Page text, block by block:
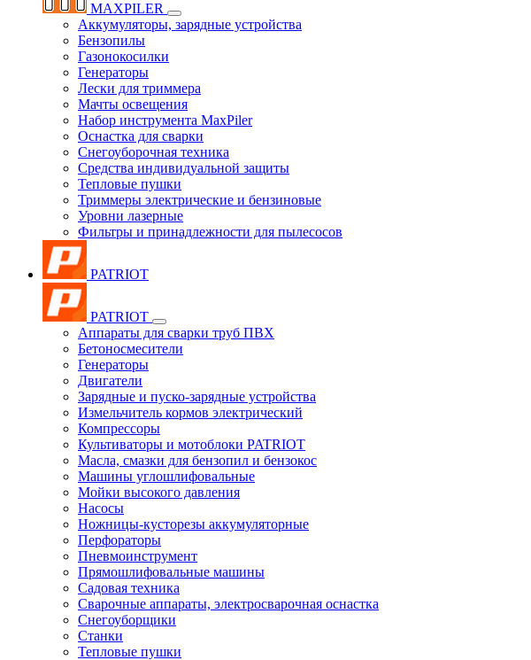
MAXPILER
Аккумуляторы, зарядные устройства
Бензопилы
Газонокосилки
Генераторы
Лески для триммера
Мачты освещения
Набор инструмента MaxPiler
Оснастка для сварки
Снегоуборочная техника
Средства индивидуальной защиты
Тепловые пушки
Триммеры электрические и бензиновые
Уровни лазерные
Фильтры и принадлежности для пылесосов
PATRIOT
PATRIOT
Аппараты для сварки труб ПВХ
Бетоносмесители
Генераторы
Двигатели
Зарядные и пуско-зарядные устройства
Измельчитель кормов электрический
Компрессоры
Культиваторы и мотоблоки PATRIOT
Масла, смазки для бензопил и бензокос
Машины углошлифовальные
Мойки высокого давления
Насосы
Ножницы-кусторезы аккумуляторные
Перфораторы
Пневмоинструмент
Прямошлифовальные машины
Садовая техника
Сварочные аппараты, электросварочная оснастка
Снегоуборщики
Станки
Тепловые пушки